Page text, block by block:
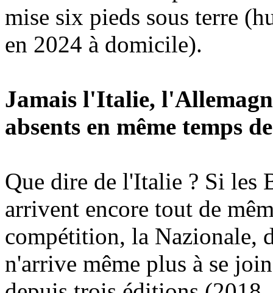
mise six pieds sous terre
en 2024 à domicile).
Jamais l'Italie,
absents en même temps
Que dire de l'Italie ? Si les
arrivent encore tout de
compétition, la Nazionale,
n'arrive même plus à se